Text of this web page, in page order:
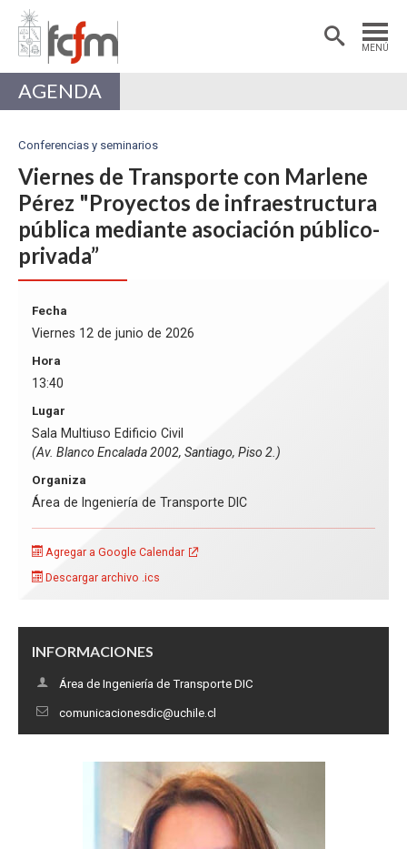
MENÚ
Estudiantes
Académicas/os
AGENDA
Conferencias y seminarios
Viernes de Transporte con Marlene
Pérez "Proyectos de infraestructura
pública mediante asociación público-
privada”
INFORMACIONES
Área de Ingeniería de Transporte DIC
comunicacionesdic@uchile.cl
Fecha
Viernes 12 de junio de 2026
Hora
13:40
Lugar
Sala Multiuso Edificio Civil
(Av. Blanco Encalada 2002, Santiago, Piso 2.)
Organiza
Área de Ingeniería de Transporte DIC
Agregar a Google Calendar
Descargar archivo .ics